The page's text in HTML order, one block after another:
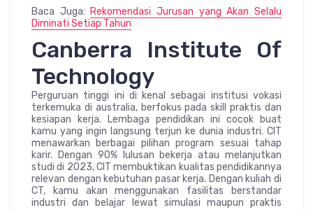
Baca Juga: Rekomendasi Jurusan yang Akan Selalu
Diminati Setiap Tahun
Canberra Institute Of
Technology
Perguruan tinggi ini di kenal sebagai institusi vokasi
terkemuka di australia, berfokus pada skill praktis dan
kesiapan kerja. Lembaga pendidikan ini cocok buat
kamu yang ingin langsung terjun ke dunia industri. CIT
menawarkan berbagai pilihan program sesuai tahap
karir. Dengan 90% lulusan bekerja atau melanjutkan
studi di 2023, CIT membuktikan kualitas pendidikannya
relevan dengan kebutuhan pasar kerja. Dengan kuliah di
CT, kamu akan menggunakan fasilitas berstandar
industri dan belajar lewat simulasi maupun praktis